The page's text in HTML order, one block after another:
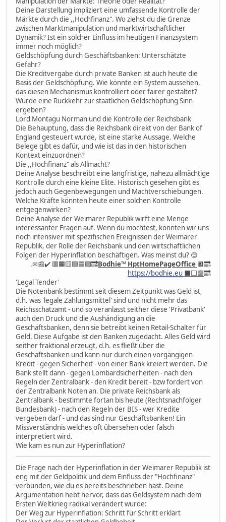
Deine Darstellung impliziert eine umfassende Kontrolle der
Märkte durch die ,,Hochfinanz". Wo ziehst du die Grenze
zwischen Marktmanipulation und marktwirtschaftlicher
Dynamik? Ist ein solcher Einfluss im heutigen Finanzsystem
immer noch möglich?
Geldschöpfung durch Geschäftsbanken: Unterschätzte
Gefahr?
Die Kreditvergabe durch private Banken ist auch heute die
Basis der Geldschöpfung. Wie könnte ein System aussehen,
das diesen Mechanismus kontrolliert oder fairer gestaltet?
Würde eine Rückkehr zur staatlichen Geldschöpfung Sinn
ergeben?
Lord Montagu Norman und die Kontrolle der Reichsbank
Die Behauptung, dass die Reichsbank direkt von der Bank of
England gesteuert wurde, ist eine starke Aussage. Welche
Belege gibt es dafür, und wie ist das in den historischen
Kontext einzuordnen?
Die ,,Hochfinanz" als Allmacht?
Deine Analyse beschreibt eine langfristige, nahezu allmächtige
Kontrolle durch eine kleine Elite. Historisch gesehen gibt es
jedoch auch Gegenbewegungen und Machtverschiebungen.
Welche Kräfte könnten heute einer solchen Kontrolle
entgegenwirken?
Deine Analyse der Weimarer Republik wirft eine Menge
interessanter Fragen auf. Wenn du möchtest, könnten wir uns
noch intensiver mit spezifischen Ereignissen der Weimarer
Republik, der Rolle der Reichsbank und den wirtschaftlichen
Folgen der Hyperinflation beschäftigen. Was meinst du? 😊
.✉📰✔️ 🟥🟧🟨🟩🟦🟪🔜Bodhie™ HptHomePageOffice 🔲🔜
https://bodhie.eu ⬛️⬜️🟪🔜
'Legal Tender'
Die Notenbank bestimmt seit diesem Zeitpunkt was Geld ist,
d.h. was 'legale Zahlungsmittel' sind und nicht mehr das
Reichsschatzamt - und so veranlasst seither diese 'Privatbank'
auch den Druck und die Aushändigung an die
Geschäftsbanken, denn sie betreibt keinen Retail-Schalter für
Geld. Diese Aufgabe ist den Banken zugedacht. Alles Geld wird
seither fraktional erzeugt, d.h. es fließt über die
Geschäftsbanken und kann nur durch einen vorgängigen
Kredit - gegen Sicherheit - von einer Bank kreiert werden. Die
Bank stellt dann - gegen Lombardsicherheiten - nach den
Regeln der Zentralbank - den Kredit bereit - bzw fordert von
der Zentralbank Noten an. Die private Reichsbank als
Zentralbank - bestimmte fortan bis heute (Rechtsnachfolger
Bundesbank) - nach den Regeln der BIS - wer Kredite
vergeben darf - und das sind nur Geschäftsbanken! Ein
Missverständnis welches oft übersehen oder falsch
interpretiert wird.
Wie kam es nun zur Hyperinflation?
Die Frage nach der Hyperinflation in der Weimarer Republik ist
eng mit der Geldpolitik und dem Einfluss der "Hochfinanz"
verbunden, wie du es bereits beschrieben hast. Deine
Argumentation hebt hervor, dass das Geldsystem nach dem
Ersten Weltkrieg radikal verändert wurde:
Der Weg zur Hyperinflation: Schritt für Schritt erklärt